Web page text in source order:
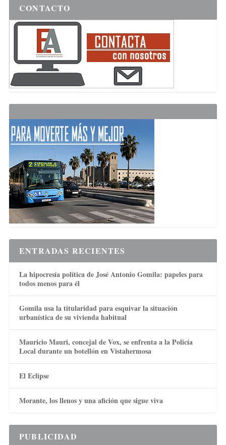
CONTACTO
ENTRADAS RECIENTES
La hipocresía política de José Antonio Gomila: papeles para
todos menos para él
Gomila usa la titularidad para esquivar la situación
urbanística de su vivienda habitual
Mauricio Mauri, concejal de Vox, se enfrenta a la Policía
Local durante un botellón en Vistahermosa
El Eclipse
Morante, los llenos y una afición que sigue viva
PUBLICIDAD